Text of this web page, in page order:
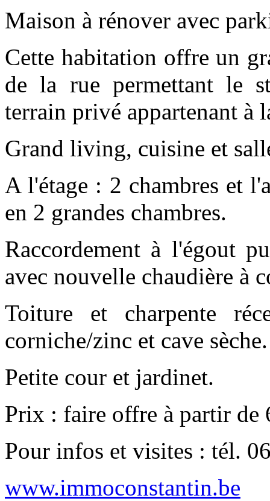
Maison à rénover avec
Cette habitation offre un
de la rue permettant le
terrain privé appartenant à
Grand living, cuisine et
A l'étage : 2 chambres et
en 2 grandes chambres.
Raccordement à l'égout
avec nouvelle chaudière à
Toiture et charpente
corniche/zinc et cave sèche.
Petite cour et jardinet.
Prix : faire offre à partir de
Pour infos et visites : tél.
www.immoconstantin.be